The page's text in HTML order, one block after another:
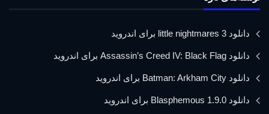
دانلود little nightmares 3 برای اندروید
دانلود Assassin’s Creed IV: Black Flag برای اندروید
دانلود Batman: Arkham City برای اندروید
دانلود Blasphemous 1.9.0 برای اندروید